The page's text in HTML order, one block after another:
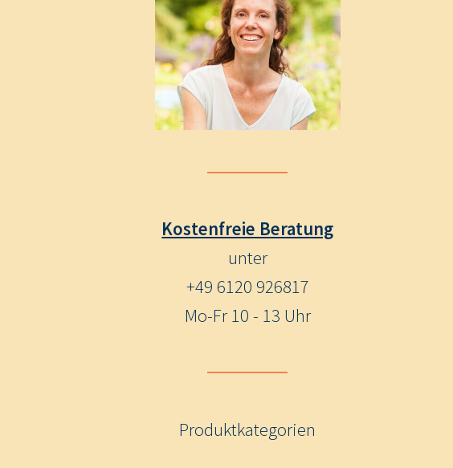
Kostenfreie Beratung
unter
+49 6120 926817
Mo-Fr 10 - 13 Uhr
Produktkategorien